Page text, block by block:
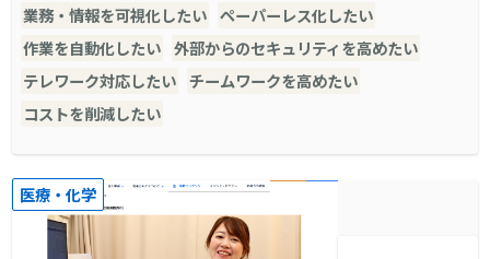
業務・情報を可視化したい ペーパーレス化したい
作業を自動化したい 外部からのセキュリティを高めたい
テレワーク対応したい チームワークを高めたい
コストを削減したい
医療・化学